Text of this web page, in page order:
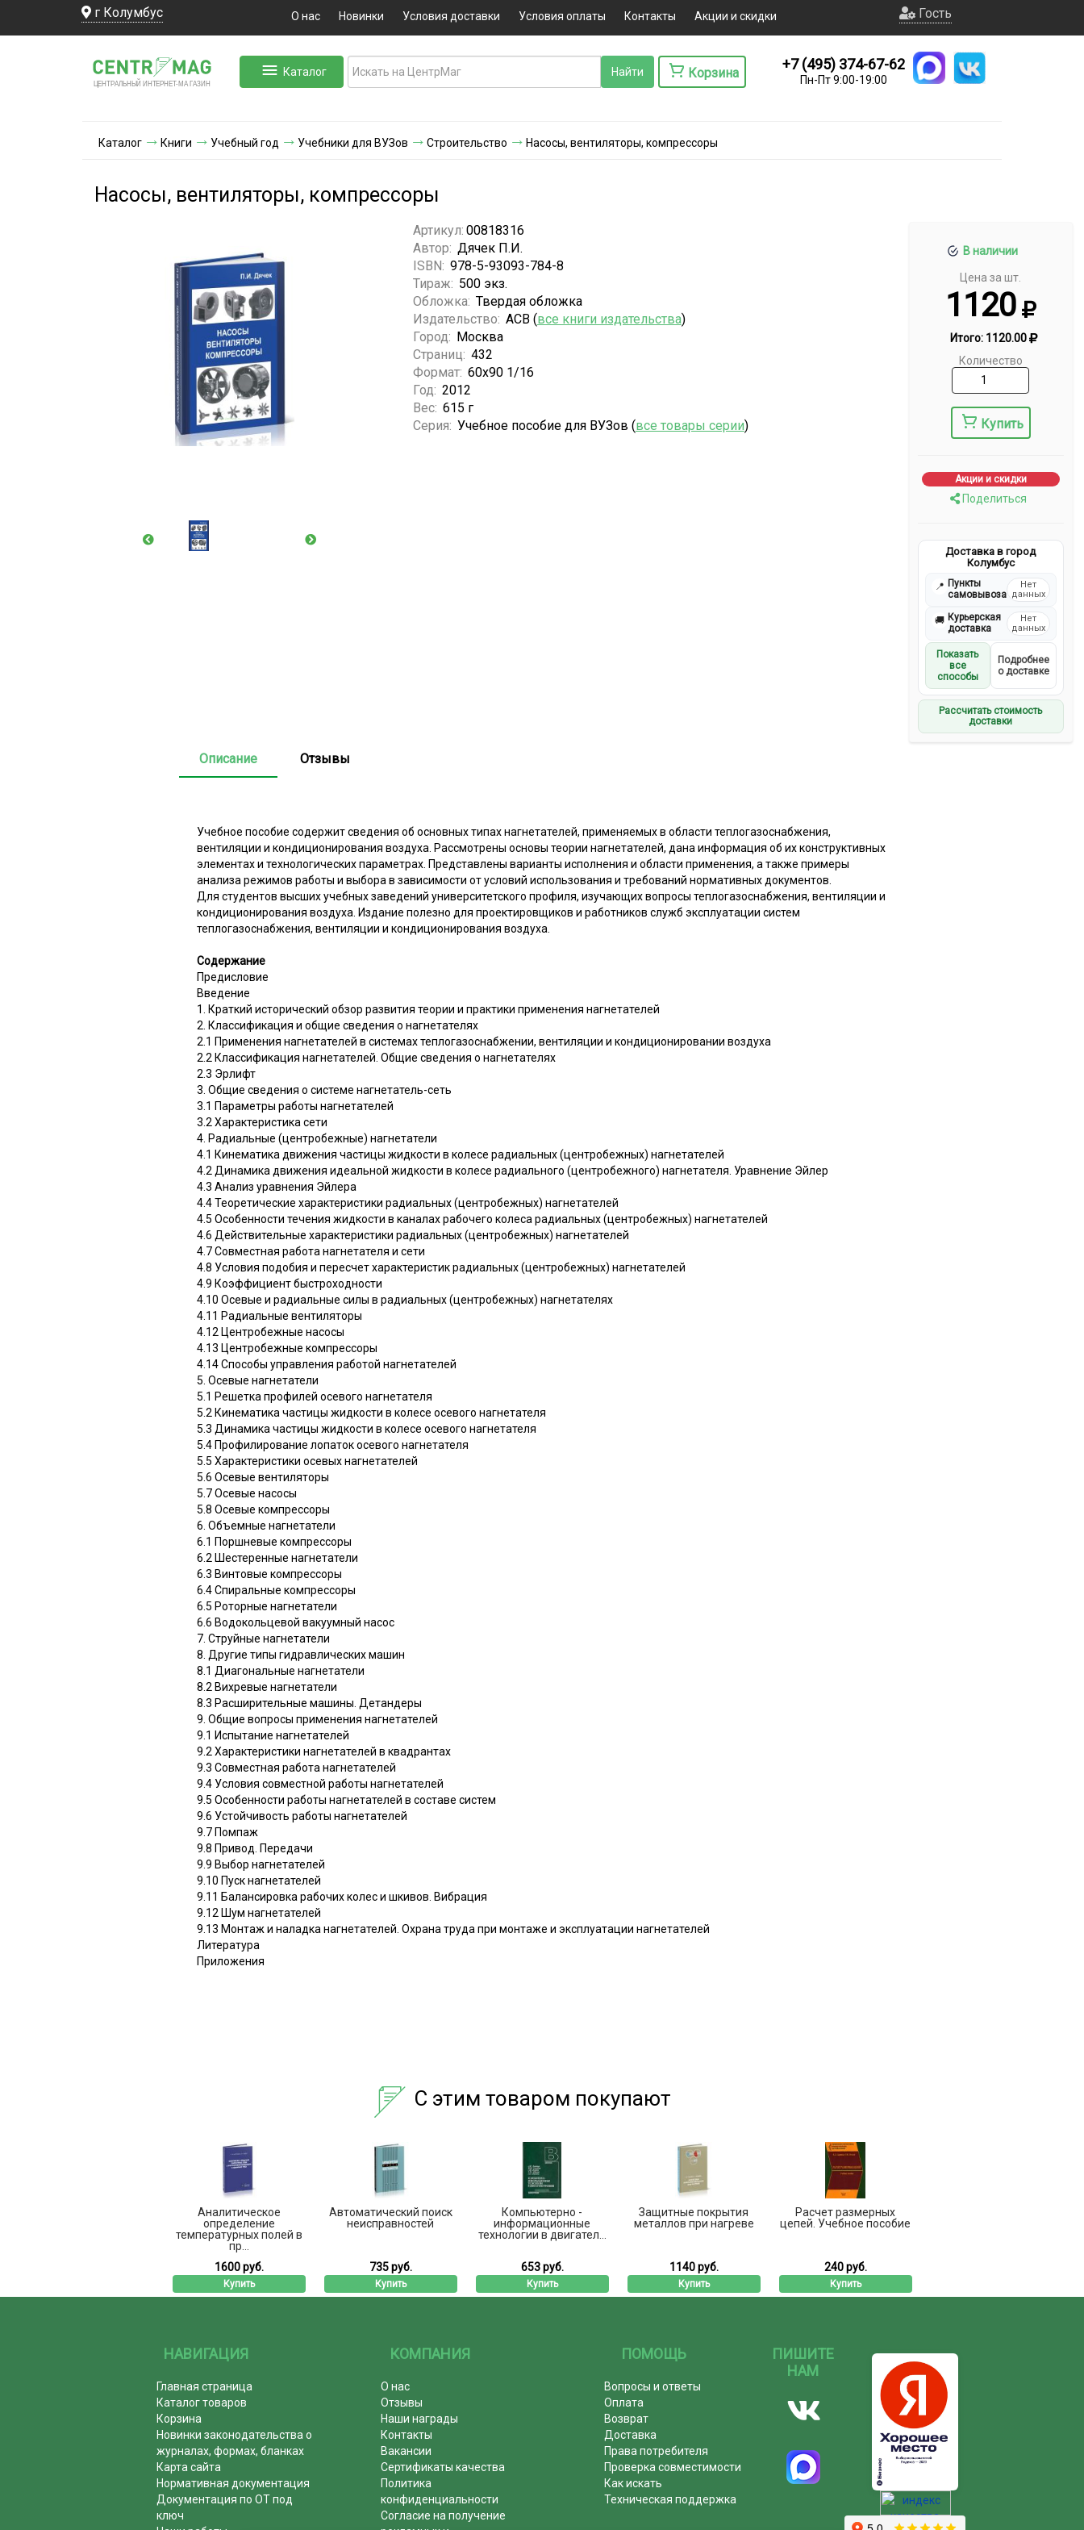
г Колумбус О нас Новинки Условия доставки Условия оплаты Контакты Акции и скидки Гость
ЦЕНТРАЛЬНЫЙ ИНТЕРНЕТ-МА ГАЗИН
Каталог Корзина
+7 (495) 374-67-62
Пн-Пт 9:00-19:00
Каталог Книги Учебный год Учебники для ВУЗов Строительство Насосы, вентиляторы, компрессоры
Насосы, вентиляторы, компрессоры
В наличии
Цена за шт.
1120
Итого: 1120.00
Количество
Купить
Акции и скидки
Поделиться
Доставка в город
Колумбус
📍 Пункты
самовывоза
Нет
данных
🚚 Курьерская
доставка
Нет
данных
Показать
все
способы
Подробнее
о доставке
Рассчитать стоимость
доставки
Артикул: 00818316
Автор: Дячек П.И.
ISBN: 978-5-93093-784-8
Тираж: 500 экз.
Обложка: Твердая обложка
Издательство: АСВ (все книги издательства)
Город: Москва
Страниц: 432
Формат: 60х90 1/16
Год: 2012
Вес: 615 г
Серия: Учебное пособие для ВУЗов (все товары серии)
Описание Отзывы
Учебное пособие содержит сведения об основных типах нагнетателей, применяемых в области теплогазоснабжения,
вентиляции и кондиционирования воздуха. Рассмотрены основы теории нагнетателей, дана информация об их конструктивных
элементах и технологических параметрах. Представлены варианты исполнения и области применения, а также примеры
анализа режимов работы и выбора в зависимости от условий использования и требований нормативных документов.
Для студентов высших учебных заведений университетского профиля, изучающих вопросы теплогазоснабжения, вентиляции и
кондиционирования воздуха. Издание полезно для проектировщиков и работников служб эксплуатации систем
теплогазоснабжения, вентиляции и кондиционирования воздуха.
Содержание
Предисловие
Введение
1. Краткий исторический обзор развития теории и практики применения нагнетателей
2. Классификация и общие сведения о нагнетателях
2.1 Применения нагнетателей в системах теплогазоснабжении, вентиляции и кондиционировании воздуха
2.2 Классификация нагнетателей. Общие сведения о нагнетателях
2.3 Эрлифт
3. Общие сведения о системе нагнетатель-сеть
3.1 Параметры работы нагнетателей
3.2 Характеристика сети
4. Радиальные (центробежные) нагнетатели
4.1 Кинематика движения частицы жидкости в колесе радиальных (центробежных) нагнетателей
4.2 Динамика движения идеальной жидкости в колесе радиального (центробежного) нагнетателя. Уравнение Эйлер
4.3 Анализ уравнения Эйлера
4.4 Теоретические характеристики радиальных (центробежных) нагнетателей
4.5 Особенности течения жидкости в каналах рабочего колеса радиальных (центробежных) нагнетателей
4.6 Действительные характеристики радиальных (центробежных) нагнетателей
4.7 Совместная работа нагнетателя и сети
4.8 Условия подобия и пересчет характеристик радиальных (центробежных) нагнетателей
4.9 Коэффициент быстроходности
4.10 Осевые и радиальные силы в радиальных (центробежных) нагнетателях
4.11 Радиальные вентиляторы
4.12 Центробежные насосы
4.13 Центробежные компрессоры
4.14 Способы управления работой нагнетателей
5. Осевые нагнетатели
5.1 Решетка профилей осевого нагнетателя
5.2 Кинематика частицы жидкости в колесе осевого нагнетателя
5.3 Динамика частицы жидкости в колесе осевого нагнетателя
5.4 Профилирование лопаток осевого нагнетателя
5.5 Характеристики осевых нагнетателей
5.6 Осевые вентиляторы
5.7 Осевые насосы
5.8 Осевые компрессоры
6. Объемные нагнетатели
6.1 Поршневые компрессоры
6.2 Шестеренные нагнетатели
6.3 Винтовые компрессоры
6.4 Спиральные компрессоры
6.5 Роторные нагнетатели
6.6 Водокольцевой вакуумный насос
7. Струйные нагнетатели
8. Другие типы гидравлических машин
8.1 Диагональные нагнетатели
8.2 Вихревые нагнетатели
8.3 Расширительные машины. Детандеры
9. Общие вопросы применения нагнетателей
9.1 Испытание нагнетателей
9.2 Характеристики нагнетателей в квадрантах
9.3 Совместная работа нагнетателей
9.4 Условия совместной работы нагнетателей
9.5 Особенности работы нагнетателей в составе систем
9.6 Устойчивость работы нагнетателей
9.7 Помпаж
9.8 Привод. Передачи
9.9 Выбор нагнетателей
9.10 Пуск нагнетателей
9.11 Балансировка рабочих колес и шкивов. Вибрация
9.12 Шум нагнетателей
9.13 Монтаж и наладка нагнетателей. Охрана труда при монтаже и эксплуатации нагнетателей
Литература
Приложения
С этим товаром покупают
Аналитическое
определение
температурных полей в
пр...
1600 руб.
Купить
Автоматический поиск
неисправностей
735 руб.
Купить
Компьютерно -
информационные
технологии в двигател...
653 руб.
Купить
Защитные покрытия
металлов при нагреве
1140 руб.
Купить
Расчет размерных
цепей. Учебное пособие
240 руб.
Купить
НАВИГАЦИЯ
Главная страница
Каталог товаров
Корзина
Новинки законодательства о
журналах, формах, бланках
Карта сайта
Нормативная документация
Документация по ОТ под
ключ
КОМПАНИЯ
О нас
Отзывы
Наши награды
Контакты
Вакансии
Сертификаты качества
Политика
конфиденциальности
Согласие на получение
ПОМОЩЬ
Вопросы и ответы
Оплата
Возврат
Доставка
Права потребителя
Проверка совместимости
Как искать
Техническая поддержка
ПИШИТЕ
НАМ